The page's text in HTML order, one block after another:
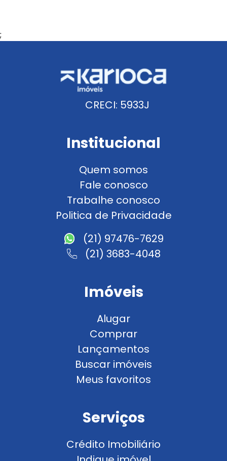
;
CRECI: 5933J
Institucional
Quem somos
Fale conosco
Trabalhe conosco
Politica de Privacidade
(21) 97476-7629
(21) 3683-4048
Imóveis
Alugar
Comprar
Lançamentos
Buscar imóveis
Meus favoritos
Serviços
Crédito Imobiliário